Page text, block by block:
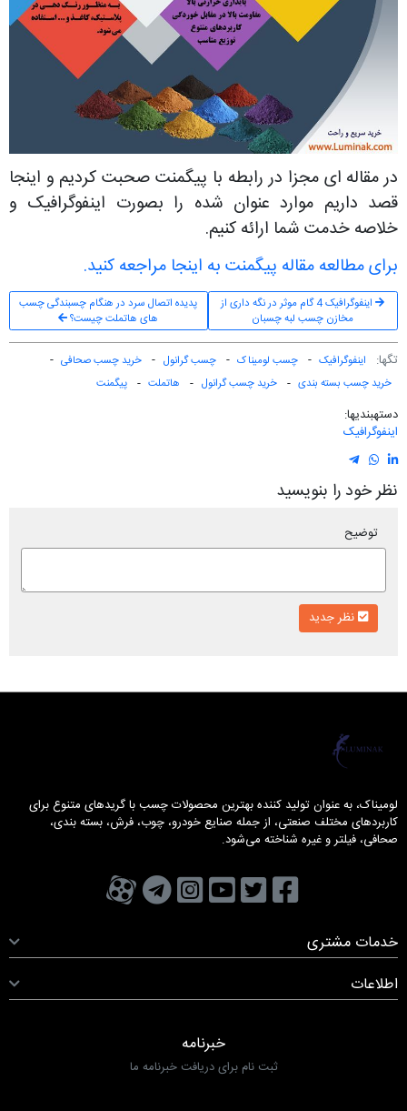
در مقاله ای مجزا در رابطه با پیگمنت صحبت کردیم و اینجا
قصد داریم موارد عنوان شده را بصورت اینفوگرافیک و
خلاصه خدمت شما ارائه کنیم.
برای مطالعه مقاله پیگمنت به اینجا مراجعه کنید.
اینفوگرافیک 4 گام موثر در نگه داری از
مخازن چسب لبه چسبان
پدیده اتصال سرد در هنگام چسبندگی چسب
های هاتملت چیست؟
تگ‎ها: اینفوگرافیک چسب لومیناک چسب گرانول
خرید چسب صحافی
خرید چسب بسته بندی
خرید چسب گرانول هاتملت پیگمنت
دسته‎بندی‎ها:
اینفوگرافیک
نظر خود را بنویسید
توضیح
نظر جدید
لومیناک، به عنوان تولید کننده بهترین محصولات چسب با گریدهای متنوع برای
کاربردهای مختلف صنعتی، از جمله صنایع خودرو، چوب، فرش، بسته بندی،
صحافی، فیلتر و غیره شناخته می‌شود.
فیسبوک
تویتریوتیوب
صفحهکانال تلگرام
کانال آپارات
خدمات مشتری
اطلاعات
خبرنامه
ثبت نام برای دریافت خبرنامه ما